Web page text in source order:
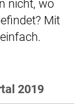
nicht, wo
Mit
2019